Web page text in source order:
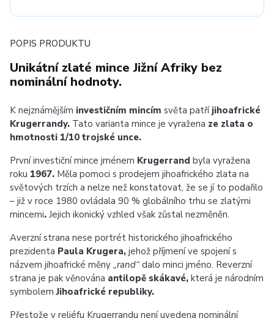
POPIS PRODUKTU
Unikátní zlaté mince Jižní Afriky bez
nominální hodnoty.
K nejznámějším investičním mincím světa patří jihoafrické
Krugerrandy. Tato varianta mince je vyražena ze zlata o
hmotnosti 1/10 trojské unce.
První investiční mince jménem Krugerrand byla vyražena
roku 1967. Měla pomoci s prodejem jihoafrického zlata na
světových trzích a nelze než konstatovat, že se jí to podařilo
– již v roce 1980 ovládala 90 % globálního trhu se zlatými
mincemi. Jejich ikonický vzhled však zůstal nezměněn.
Averzní strana nese portrét historického jihoafrického
prezidenta Paula Krugera, jehož příjmení ve spojení s
názvem jihoafrické měny „rand“ dalo minci jméno. Reverzní
strana je pak věnována antilopě skákavé, která je národním
symbolemJihoafrické republiky.
Přestože v reliéfu Krugerrandu není uvedena nominální